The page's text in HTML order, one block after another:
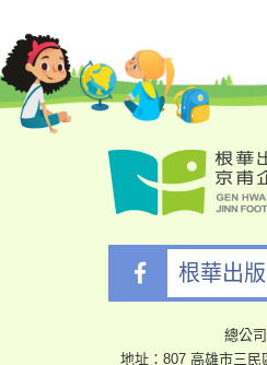
根華出版
總公司
地址：807 高雄市三民